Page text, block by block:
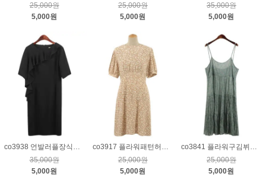
25,000원
5,000원
25,000원
5,000원
35,000원
5,000원
co3938 언발러플장식원피스_블랙S
35,000원
5,000원
co3917 플라워패턴허리끈원피스_베이지
25,000원
5,000원
co3841 플라워구김뷔스티에원피스_민트
25,000원
5,000원